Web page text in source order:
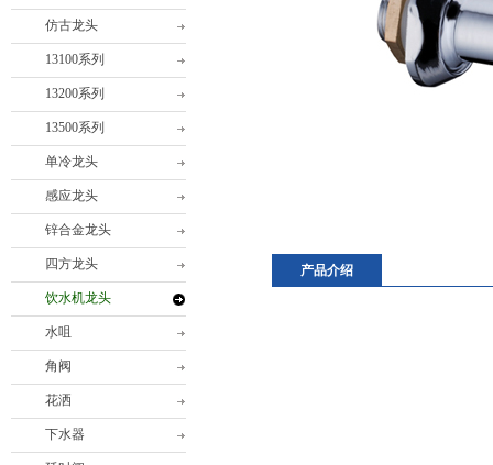
仿古龙头
13100系列
13200系列
13500系列
单冷龙头
感应龙头
锌合金龙头
四方龙头
饮水机龙头
水咀
角阀
花洒
下水器
产品介绍